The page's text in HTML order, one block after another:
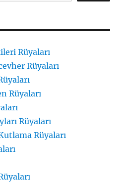
Rüyaları
Rüyaları
Rüyaları
Rüyaları
Rüyaları